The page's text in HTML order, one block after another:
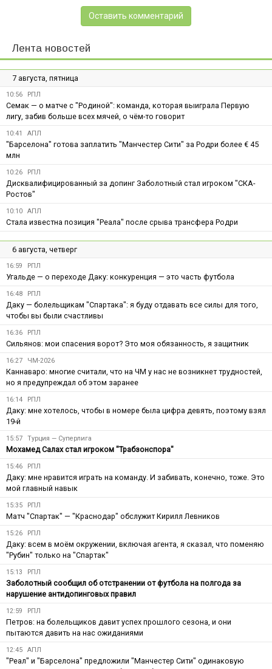
Оставить комментарий
Лента новостей
7 августа, пятница
10:56 РПЛ
Семак — о матче с "Родиной": команда, которая выиграла Первую
лигу, забив больше всех мячей, о чём-то говорит
10:41 АПЛ
"Барселона" готова заплатить "Манчестер Сити" за Родри более € 45
млн
10:26 РПЛ
Дисквалифицированный за допинг Заболотный стал игроком "СКА-
Ростов"
10:10 АПЛ
Стала известна позиция "Реала" после срыва трансфера Родри
6 августа, четверг
16:59 РПЛ
Угальде — о переходе Даку: конкуренция — это часть футбола
16:48 РПЛ
Даку — болельщикам "Спартака": я буду отдавать все силы для того,
чтобы вы были счастливы
16:36 РПЛ
Сильянов: мои спасения ворот? Это моя обязанность, я защитник
16:27 ЧМ-2026
Каннаваро: многие считали, что на ЧМ у нас не возникнет трудностей,
но я предупреждал об этом заранее
16:14 РПЛ
Даку: мне хотелось, чтобы в номере была цифра девять, поэтому взял
19-й
15:57 Турция — Суперлига
Мохамед Салах стал игроком "Трабзонспора"
15:46 РПЛ
Даку: мне нравится играть на команду. И забивать, конечно, тоже. Это
мой главный навык
15:35 РПЛ
Матч "Спартак" — "Краснодар" обслужит Кирилл Левников
15:26 РПЛ
Даку: всем в моём окружении, включая агента, я сказал, что поменяю
"Рубин" только на "Спартак"
15:13 РПЛ
Заболотный сообщил об отстранении от футбола на полгода за
нарушение антидопинговых правил
12:59 РПЛ
Петров: на болельщиков давит успех прошлого сезона, и они
пытаются давить на нас ожиданиями
12:45 АПЛ
"Реал" и "Барселона" предложили "Манчестер Сити" одинаковую